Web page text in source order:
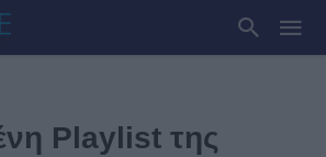
Playlist της